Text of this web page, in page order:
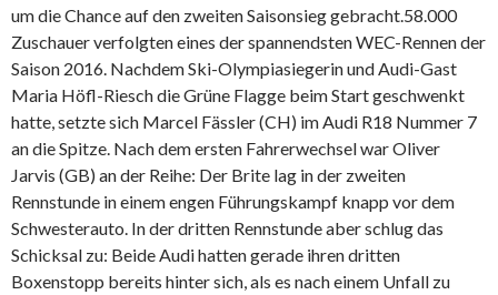
um die Chance auf den zweiten Saisonsieg gebracht.58.000
Zuschauer verfolgten eines der spannendsten WEC-Rennen der
Saison 2016. Nachdem Ski-Olympiasiegerin und Audi-Gast
Maria Höfl-Riesch die Grüne Flagge beim Start geschwenkt
hatte, setzte sich Marcel Fässler (CH) im Audi R18 Nummer 7
an die Spitze. Nach dem ersten Fahrerwechsel war Oliver
Jarvis (GB) an der Reihe: Der Brite lag in der zweiten
Rennstunde in einem engen Führungskampf knapp vor dem
Schwesterauto. In der dritten Rennstunde aber schlug das
Schicksal zu: Beide Audi hatten gerade ihren dritten
Boxenstopp bereits hinter sich, als es nach einem Unfall zu